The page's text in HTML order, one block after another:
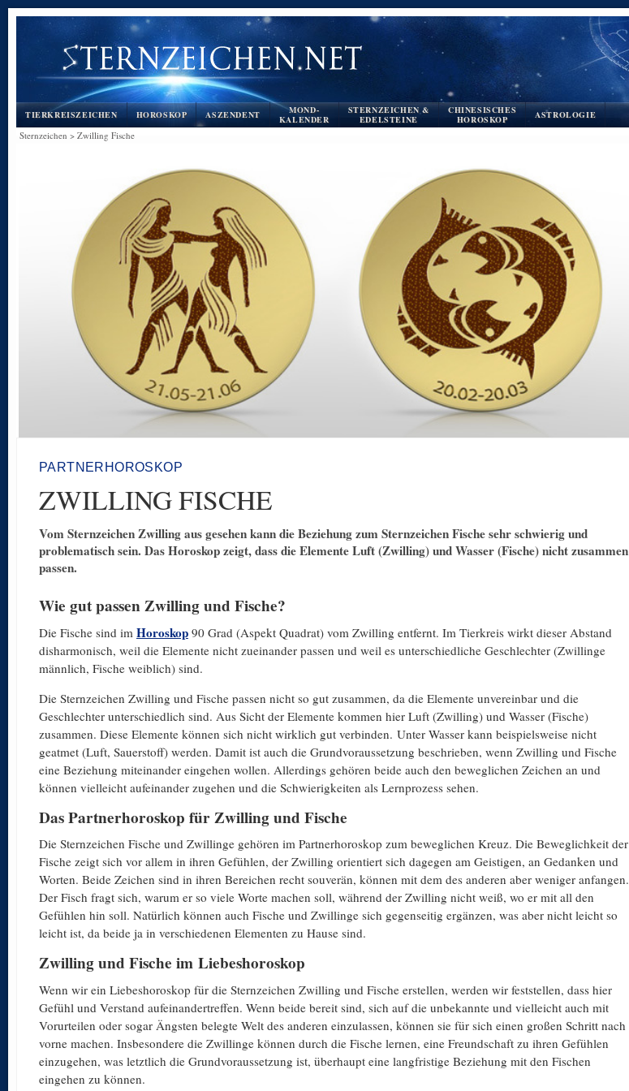
TIERKREISZEICHEN HOROSKOP ASZENDENT
MOND-
KALENDER
STERNZEICHEN &
EDELSTEINE
CHINESISCHES
HOROSKOP
ASTROLOGIE
Sternzeichen > Zwilling Fische
PARTNERHOROSKOP
ZWILLING FISCHE
Vom Sternzeichen Zwilling aus gesehen kann die Beziehung zum Sternzeichen Fische sehr schwierig und
problematisch sein. Das Horoskop zeigt, dass die Elemente Luft (Zwilling) und Wasser (Fische) nicht zusammen
passen.
Wie gut passen Zwilling und Fische?
Die Fische sind im Horoskop 90 Grad (Aspekt Quadrat) vom Zwilling entfernt. Im Tierkreis wirkt dieser Abstand
disharmonisch, weil die Elemente nicht zueinander passen und weil es unterschiedliche Geschlechter (Zwillinge
männlich, Fische weiblich) sind.
Die Sternzeichen Zwilling und Fische passen nicht so gut zusammen, da die Elemente unvereinbar und die
Geschlechter unterschiedlich sind. Aus Sicht der Elemente kommen hier Luft (Zwilling) und Wasser (Fische)
zusammen. Diese Elemente können sich nicht wirklich gut verbinden. Unter Wasser kann beispielsweise nicht
geatmet (Luft, Sauerstoff) werden. Damit ist auch die Grundvoraussetzung beschrieben, wenn Zwilling und Fische
eine Beziehung miteinander eingehen wollen. Allerdings gehören beide auch den beweglichen Zeichen an und
können vielleicht aufeinander zugehen und die Schwierigkeiten als Lernprozess sehen.
Das Partnerhoroskop für Zwilling und Fische
Die Sternzeichen Fische und Zwillinge gehören im Partnerhoroskop zum beweglichen Kreuz. Die Beweglichkeit der
Fische zeigt sich vor allem in ihren Gefühlen, der Zwilling orientiert sich dagegen am Geistigen, an Gedanken und
Worten. Beide Zeichen sind in ihren Bereichen recht souverän, können mit dem des anderen aber weniger anfangen.
Der Fisch fragt sich, warum er so viele Worte machen soll, während der Zwilling nicht weiß, wo er mit all den
Gefühlen hin soll. Natürlich können auch Fische und Zwillinge sich gegenseitig ergänzen, was aber nicht leicht so
leicht ist, da beide ja in verschiedenen Elementen zu Hause sind.
Zwilling und Fische im Liebeshoroskop
Wenn wir ein Liebeshoroskop für die Sternzeichen Zwilling und Fische erstellen, werden wir feststellen, dass hier
Gefühl und Verstand aufeinandertreffen. Wenn beide bereit sind, sich auf die unbekannte und vielleicht auch mit
Vorurteilen oder sogar Ängsten belegte Welt des anderen einzulassen, können sie für sich einen großen Schritt nach
vorne machen. Insbesondere die Zwillinge können durch die Fische lernen, eine Freundschaft zu ihren Gefühlen
einzugehen, was letztlich die Grundvoraussetzung ist, überhaupt eine langfristige Beziehung mit den Fischen
eingehen zu können.